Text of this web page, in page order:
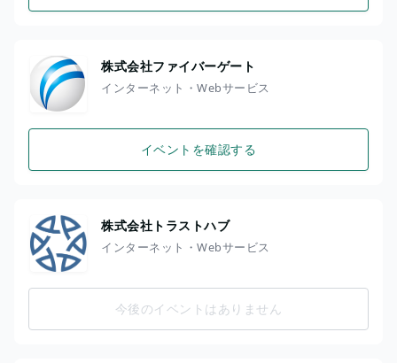
株式会社ファイバーゲート
インターネット・Webサービス
イベントを確認する
株式会社トラストハブ
インターネット・Webサービス
今後のイベントはありません